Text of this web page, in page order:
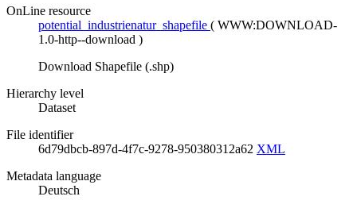
OnLine resource
potential_industrienatur_shapefile ( WWW:DOWNLOAD-
1.0-http--download )
Download Shapefile (.shp)
Hierarchy level
Dataset
File identifier
6d79dbcb-897d-4f7c-9278-950380312a62 XML
Metadata language
Deutsch